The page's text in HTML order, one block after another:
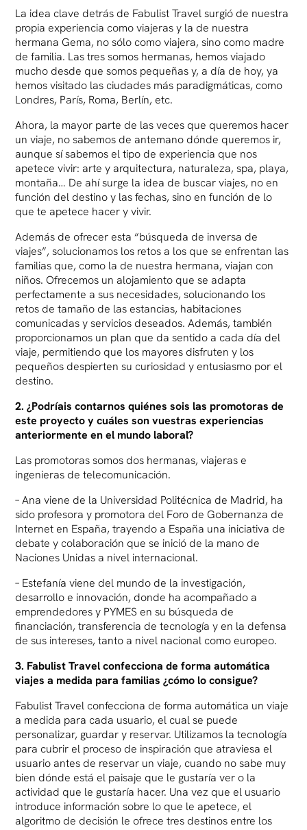
La idea clave detrás de Fabulist Travel surgió de nuestra
propia experiencia como viajeras y la de nuestra
hermana Gema, no sólo como viajera, sino como madre
de familia. Las tres somos hermanas, hemos viajado
mucho desde que somos pequeñas y, a día de hoy, ya
hemos visitado las ciudades más paradigmáticas, como
Londres, París, Roma, Berlín, etc.
Ahora, la mayor parte de las veces que queremos hacer
un viaje, no sabemos de antemano dónde queremos ir,
aunque sí sabemos el tipo de experiencia que nos
apetece vivir: arte y arquitectura, naturaleza, spa, playa,
montaña… De ahí surge la idea de buscar viajes, no en
función del destino y las fechas, sino en función de lo
que te apetece hacer y vivir.
Además de ofrecer esta “búsqueda de inversa de
viajes”, solucionamos los retos a los que se enfrentan las
familias que, como la de nuestra hermana, viajan con
niños. Ofrecemos un alojamiento que se adapta
perfectamente a sus necesidades, solucionando los
retos de tamaño de las estancias, habitaciones
comunicadas y servicios deseados. Además, también
proporcionamos un plan que da sentido a cada día del
viaje, permitiendo que los mayores disfruten y los
pequeños despierten su curiosidad y entusiasmo por el
destino.
2. ¿Podríais contarnos quiénes sois las promotoras de
este proyecto y cuáles son vuestras experiencias
anteriormente en el mundo laboral?
Las promotoras somos dos hermanas, viajeras e
ingenieras de telecomunicación.
– Ana viene de la Universidad Politécnica de Madrid, ha
sido profesora y promotora del Foro de Gobernanza de
Internet en España, trayendo a España una iniciativa de
debate y colaboración que se inició de la mano de
Naciones Unidas a nivel internacional.
– Estefanía viene del mundo de la investigación,
desarrollo e innovación, donde ha acompañado a
emprendedores y PYMES en su búsqueda de
financiación, transferencia de tecnología y en la defensa
de sus intereses, tanto a nivel nacional como europeo.
3. Fabulist Travel confecciona de forma automática
viajes a medida para familias ¿cómo lo consigue?
Fabulist Travel confecciona de forma automática un viaje
a medida para cada usuario, el cual se puede
personalizar, guardar y reservar. Utilizamos la tecnología
para cubrir el proceso de inspiración que atraviesa el
usuario antes de reservar un viaje, cuando no sabe muy
bien dónde está el paisaje que le gustaría ver o la
actividad que le gustaría hacer. Una vez que el usuario
introduce información sobre lo que le apetece, el
algoritmo de decisión le ofrece tres destinos entre los